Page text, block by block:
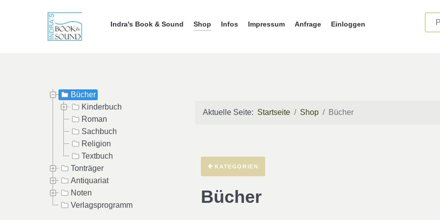
Indra's Book & Sound Shop Infos Impressum Anfrage Einloggen
Bücher
Kinderbuch
Roman
Sachbuch
Religion
Textbuch
Tonträger
Antiquariat
Noten
Verlagsprogramm
Aktuelle Seite: Startseite Shop Bücher
KATEGORIEN
Bücher